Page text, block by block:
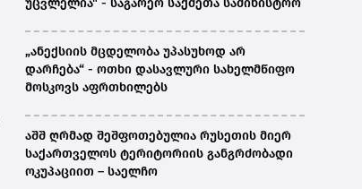
უცვლელია" - საგარეო საქმეთა სამინისტრო
„ანექსიის მცდელობა უპასუხოდ არ
დარჩება“ - ოთხი დასავლური სახელმწიფო
მოსკოვს აფრთხილებს
აშშ ღრმად შეშფოთებულია რუსეთის მიერ
საქართველოს ტერიტორიის განგრძობადი
ოკუპაციით – საელჩო